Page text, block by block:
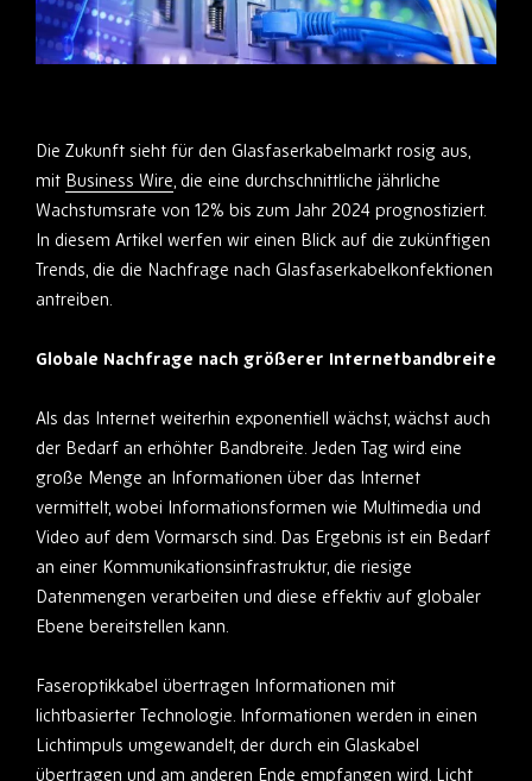
Die Zukunft sieht für den Glasfaserkabelmarkt rosig aus,
mit Business Wire, die eine durchschnittliche jährliche
Wachstumsrate von 12% bis zum Jahr 2024 prognostiziert.
In diesem Artikel werfen wir einen Blick auf die zukünftigen
Trends, die die Nachfrage nach Glasfaserkabelkonfektionen
antreiben.
Globale Nachfrage nach größerer Internetbandbreite
Als das Internet weiterhin exponentiell wächst, wächst auch
der Bedarf an erhöhter Bandbreite. Jeden Tag wird eine
große Menge an Informationen über das Internet
vermittelt, wobei Informationsformen wie Multimedia und
Video auf dem Vormarsch sind. Das Ergebnis ist ein Bedarf
an einer Kommunikationsinfrastruktur, die riesige
Datenmengen verarbeiten und diese effektiv auf globaler
Ebene bereitstellen kann.
Faseroptikkabel übertragen Informationen mit
lichtbasierter Technologie. Informationen werden in einen
Lichtimpuls umgewandelt, der durch ein Glaskabel
übertragen und am anderen Ende empfangen wird. Licht